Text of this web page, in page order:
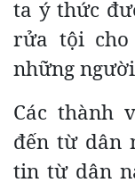
ta ý thức
rửa tội cho
những
Các thành
đến từ dân
tin từ dân